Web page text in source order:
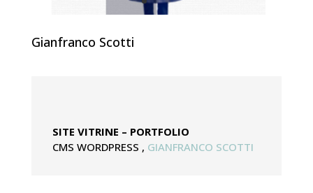
Gianfranco Scotti
SITE VITRINE – PORTFOLIO
CMS WORDPRESS , GIANFRANCO SCOTTI